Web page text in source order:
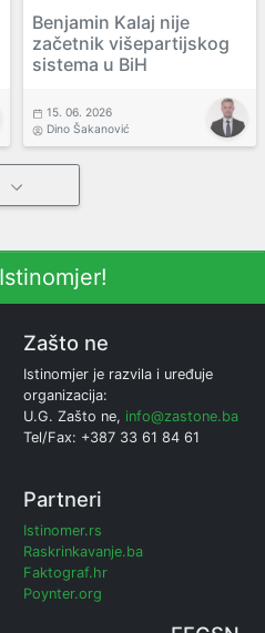
Benjamin Kalaj nije
začetnik višepartijskog
sistema u BiH
15. 06. 2026
Dino Šakanović
Zašto ne
Istinomjer je razvila i uređuje
organizacija:
U.G. Zašto ne, info@zastone.ba
Tel/Fax: +387 33 61 84 61
Partneri
Istinomer.rs
Raskrinkavanje.ba
Faktograf.hr
Poynter.org